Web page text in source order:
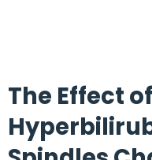
The Effect of